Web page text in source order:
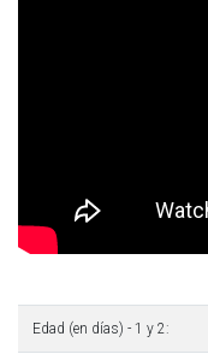
Edad (en días) - 1 y 2: